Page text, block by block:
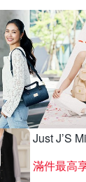
Just J’S